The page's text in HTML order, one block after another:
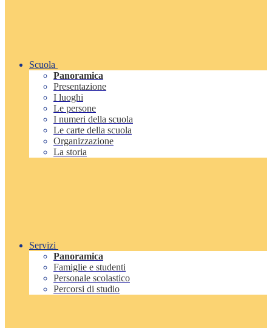
Scuola
Panoramica
Presentazione
I luoghi
Le persone
I numeri della scuola
Le carte della scuola
Organizzazione
La storia
Servizi
Panoramica
Famiglie e studenti
Personale scolastico
Percorsi di studio